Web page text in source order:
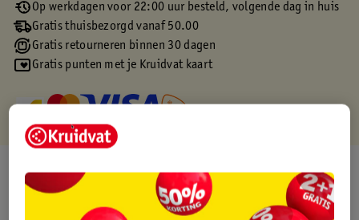
Op werkdagen voor 22:00 uur besteld, volgende dag in huis
Gratis thuisbezorgd vanaf 50.00
Gratis retourneren binnen 30 dagen
Gratis punten met je Kruidvat kaart
Over dit product
Productinformatie